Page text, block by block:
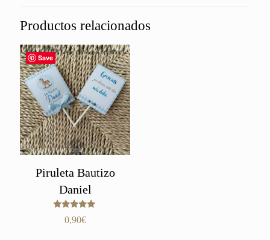
Productos relacionados
Save
Piruleta Bautizo
Daniel
Valorado
con
0,90€